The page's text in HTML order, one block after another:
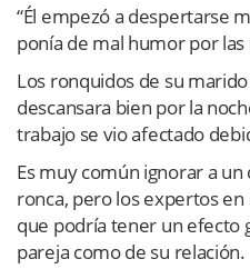
“Él empezó a despertarse
ponía de mal humor por las
Los ronquidos de su
descansara bien por la
trabajo se vio afectado
Es muy común ignorar a
ronca, pero los expertos
que podría tener un efecto
pareja como de su relación.